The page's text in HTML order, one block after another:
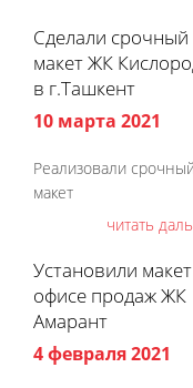
Сделали срочный
макет ЖК
в г.Ташкент
10 марта 2021
Реализовали
макет
читать
Установили
офисе продаж ЖК
Амарант
4 февраля 2021